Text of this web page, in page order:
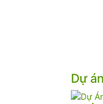
Dự